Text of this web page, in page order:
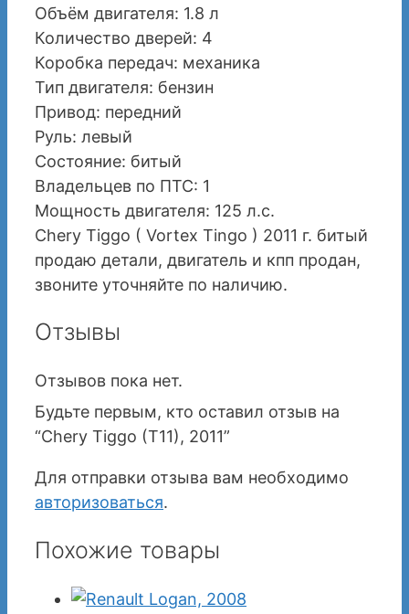
Объём двигателя: 1.8 л
Количество дверей: 4
Коробка передач: механика
Тип двигателя: бензин
Привод: передний
Руль: левый
Состояние: битый
Владельцев по ПТС: 1
Мощность двигателя: 125 л.с.
Chery Tiggo ( Vortex Tingo ) 2011 г. битый
продаю детали, двигатель и кпп продан,
звоните уточняйте по наличию.
Отзывы
Отзывов пока нет.
Будьте первым, кто оставил отзыв на
“Chery Tiggo (T11), 2011”
Для отправки отзыва вам необходимо
авторизоваться.
Похожие товары